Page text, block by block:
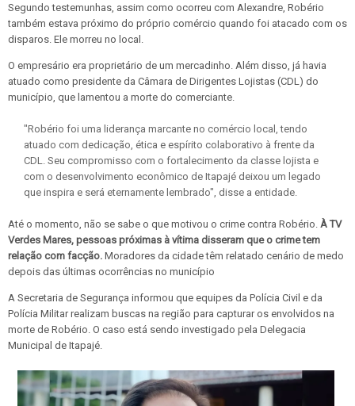
Segundo testemunhas, assim como ocorreu com Alexandre, Robério
também estava próximo do próprio comércio quando foi atacado com os
disparos. Ele morreu no local.
O empresário era proprietário de um mercadinho. Além disso, já havia
atuado como presidente da Câmara de Dirigentes Lojistas (CDL) do
município, que lamentou a morte do comerciante.
"Robério foi uma liderança marcante no comércio local, tendo
atuado com dedicação, ética e espírito colaborativo à frente da
CDL. Seu compromisso com o fortalecimento da classe lojista e
com o desenvolvimento econômico de Itapajé deixou um legado
que inspira e será eternamente lembrado", disse a entidade.
Até o momento, não se sabe o que motivou o crime contra Robério. À TV
Verdes Mares, pessoas próximas à vítima disseram que o crime tem
relação com facção. Moradores da cidade têm relatado cenário de medo
depois das últimas ocorrências no município
A Secretaria de Segurança informou que equipes da Polícia Civil e da
Polícia Militar realizam buscas na região para capturar os envolvidos na
morte de Robério. O caso está sendo investigado pela Delegacia
Municipal de Itapajé.